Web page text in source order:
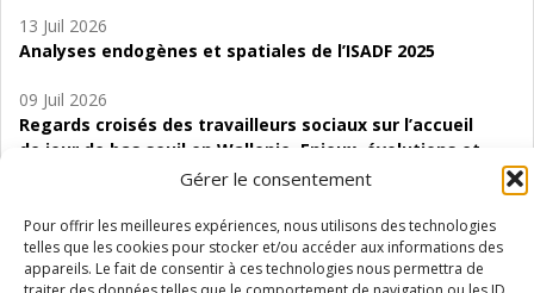
Gérer le consentement
Pour offrir les meilleures expériences, nous utilisons des technologies
telles que les cookies pour stocker et/ou accéder aux informations des
appareils. Le fait de consentir à ces technologies nous permettra de
13 Juil 2026
Analyses endogènes et spatiales de l’ISADF 2025
09 Juil 2026
Regards croisés des travailleurs sociaux sur l’accueil
de jour de bas seuil en Wallonie. Enjeux, évolutions et
06 Juil 2026
Étude d’évaluabilité des Structures
d’accompagnement à l’autocréation d’emploi (SAACE)